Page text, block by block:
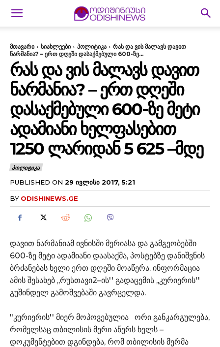
მთავარი სიახლეები პოლიტიკა
რას და ვის მალავს დავით
ნარმანია? – ერთ დღეში დასაქმებული 600-ზე...
ᲠᲐᲡ ᲓᲐ ᲕᲘᲡ ᲛᲐᲚᲐᲕᲡ ᲓᲐᲕᲘᲗ
ᲜᲐᲠᲛᲐᲜᲘᲐ? – ᲔᲠᲗ ᲓᲦᲔᲨᲘ
ᲓᲐᲡᲐᲥᲛᲔᲑᲣᲚᲘ 600-ᲖᲔ ᲛᲔᲢᲘ
ᲐᲓᲐᲛᲘᲐᲜᲘ ᲮᲔᲚᲤᲐᲡᲔᲑᲘᲗ
1250 ᲚᲐᲠᲘᲓᲐᲜ 5 625 –ᲛᲓᲔ
ᲞᲝᲚᲘᲢᲘᲙᲐ
PUBLISHED ON 29 ᲘᲕᲚᲘᲡᲘ 2017, 5:21
BY ODISHINEWS.GE
დავით ნარმანიამ ივნისში მერიასა და გამგეობებში
600-ზე მეტი ადამიანი დაასაქმა, პოსტებზე დანიშვნის
ბრძანებას ხელი ერთ დღეში მოაწერა. ინფორმაცია
ამის შესახებ ,,რუსთავი2–ის'' გადაცემის ,,კურიერის''
გუშინდელ გამოშვებაში გავრცელდა.
"კურიერის'' მიერ მოპოვებულია ორი განკარგულება,
რომელსაც თბილისის მერი აწერს ხელს –
დოკუმენტებით დგინდება, რომ თბილისის მერმა